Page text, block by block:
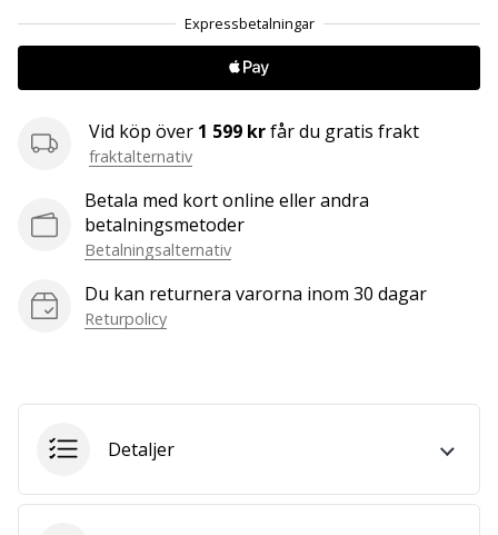
handball
Are
a
handball
like
we
Join
us
Ambassador.
Visa
Vid köp över 1 599 krfår du gratis frakt
fraktalternativ
Betala med kort online eller andra
betalningsmetoder
Betalningsalternativ
Du kan returnera varorna inom 30 dagar
Returpolicy
Detaljer